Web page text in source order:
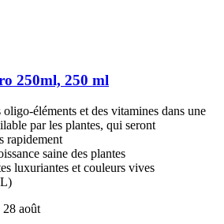
250ml, 250 ml
éléments et des vitamines dans une
par les plantes, qui seront
rapidement
saine des plantes
luxuriantes et couleurs vives
août